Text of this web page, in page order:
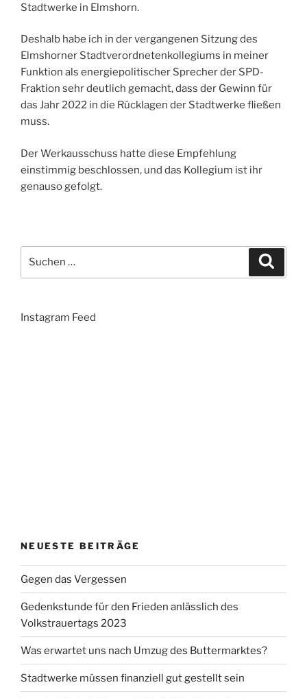
Stadtwerke in Elmshorn.
Deshalb habe ich in der vergangenen Sitzung des
Elmshorner Stadtverordnetenkollegiums in meiner
Funktion als energiepolitischer Sprecher der SPD-
Fraktion sehr deutlich gemacht, dass der Gewinn für
das Jahr 2022 in die Rücklagen der Stadtwerke fließen
muss.
Der Werkausschuss hatte diese Empfehlung
einstimmig beschlossen, und das Kollegium ist ihr
genauso gefolgt.
nach:
Instagram Feed
NEUESTE BEITRÄGE
Gegen das Vergessen
Gedenkstunde für den Frieden anlässlich des
Volkstrauertags 2023
Was erwartet uns nach Umzug des Buttermarktes?
Stadtwerke müssen finanziell gut gestellt sein